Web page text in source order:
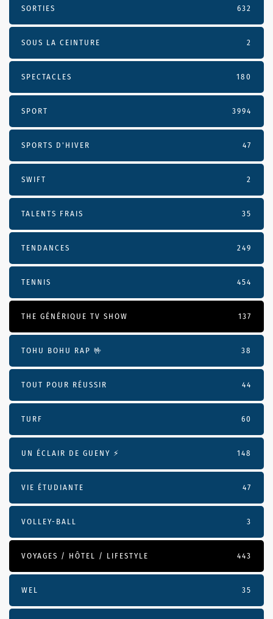
SORTIES 632
SOUS LA CEINTURE 2
SPECTACLES 180
SPORT 3994
SPORTS D'HIVER 47
SWIFT 2
TALENTS FRAIS 35
TENDANCES 249
TENNIS 454
THE GÉNÉRIQUE TV SHOW 137
TOHU BOHU RAP 🤟 38
TOUT POUR RÉUSSIR 44
TURF 60
UN ÉCLAIR DE GUENY ⚡️ 148
VIE ÉTUDIANTE 47
VOLLEY-BALL 3
VOYAGES / HÔTEL / LIFESTYLE 443
WEL 35